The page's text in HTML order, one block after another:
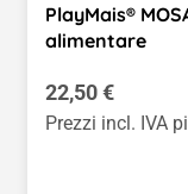
PlayMais®
alimentare
Prezzo normale:
22,50 €
Prezzi incl. IVA